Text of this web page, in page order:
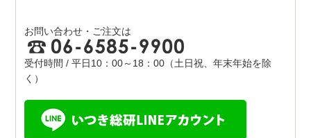
お問い合わせ・ご注文は
受付時間 / 平日10：00～18：00（土日祝、年末年始を除
く）